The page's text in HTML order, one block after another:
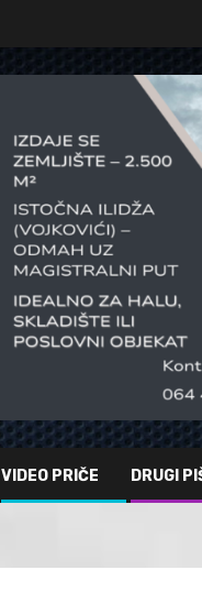
VIDEO PRIČE DRUGI